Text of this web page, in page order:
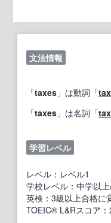
文法情報
「taxes 」は動詞「tax
「taxes 」は名詞「tax
学習レベル
レベル：レベル1
学校レベル：中学以
英検：3級以上合格に
TOEIC® L&Rスコア